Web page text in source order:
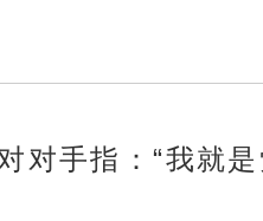
对手指：“我就